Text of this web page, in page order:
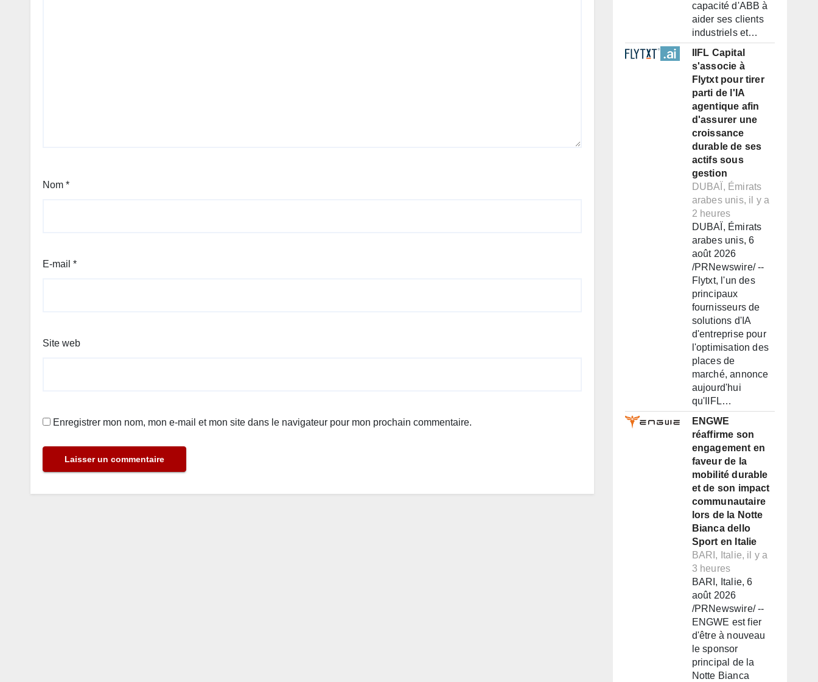
Nom *
E-mail *
Site web
Enregistrer mon nom, mon e-mail et mon site dans le navigateur pour mon prochain commentaire.
capacité d'ABB à
aider ses clients
industriels et…
IIFL Capital
s'associe à
Flytxt pour tirer
parti de l'IA
agentique afin
d'assurer une
croissance
durable de ses
actifs sous
gestion
DUBAÏ, Émirats
arabes unis, il y a
2 heures
DUBAÏ, Émirats
arabes unis, 6
août 2026
/PRNewswire/ --
Flytxt, l'un des
principaux
fournisseurs de
solutions d'IA
d'entreprise pour
l'optimisation des
places de
marché, annonce
aujourd'hui
qu'IIFL…
ENGWE
réaffirme son
engagement en
faveur de la
mobilité durable
et de son impact
communautaire
lors de la Notte
Bianca dello
Sport en Italie
BARI, Italie, il y a
3 heures
BARI, Italie, 6
août 2026
/PRNewswire/ --
ENGWE est fier
d'être à nouveau
le sponsor
principal de la
Notte Bianca